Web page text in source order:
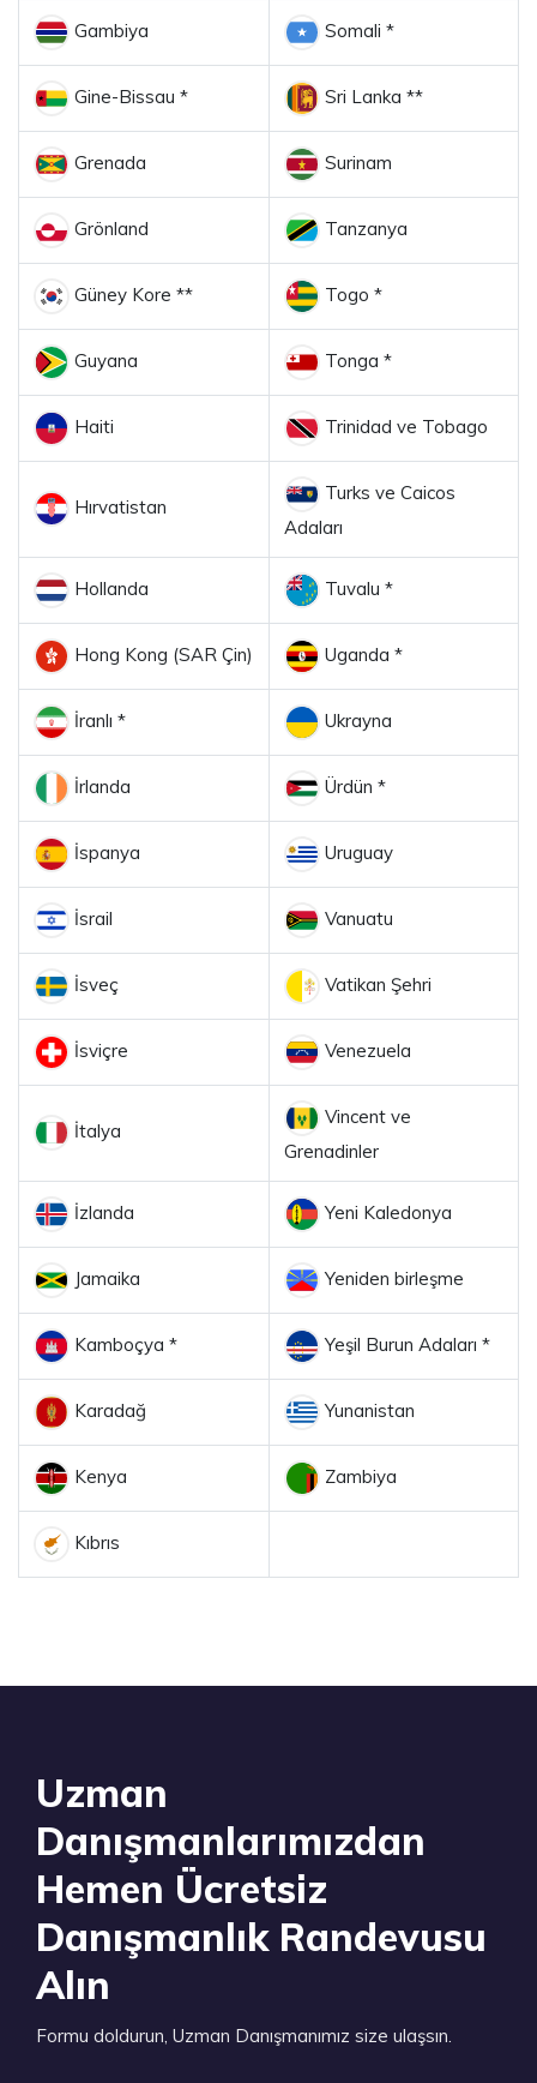
Gambiya Somali *
Gine-Bissau * Sri Lanka **
Grenada Surinam
Grönland Tanzanya
Güney Kore ** Togo *
Guyana Tonga *
Haiti Trinidad ve Tobago
Hırvatistan
Turks ve Caicos
Adaları
Hollanda Tuvalu *
Hong Kong (SAR Çin) Uganda *
İranlı * Ukrayna
İrlanda Ürdün *
İspanya Uruguay
İsrail Vanuatu
İsveç Vatikan Şehri
İsviçre Venezuela
İtalya
Vincent ve
Grenadinler
İzlanda Yeni Kaledonya
Jamaika Yeniden birleşme
Kamboçya * Yeşil Burun Adaları *
Karadağ Yunanistan
Kenya Zambiya
Kıbrıs
Uzman
Danışmanlarımızdan
Hemen Ücretsiz
Danışmanlık Randevusu
Alın
Formu doldurun, Uzman Danışmanımız size ulaşsın.